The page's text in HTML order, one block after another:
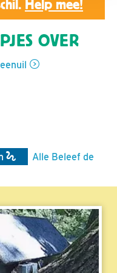
Help mee!
OVER
Alle Beleef de